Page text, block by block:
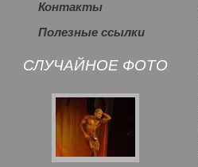
Контакты
Полезные ссылки
СЛУЧАЙНОЕ ФОТО